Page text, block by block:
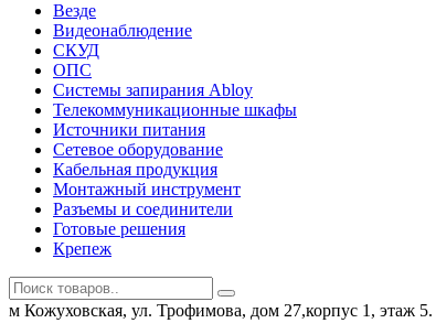
Везде
Видеонаблюдение
СКУД
ОПС
Системы запирания Abloy
Телекоммуникационные шкафы
Источники питания
Сетевое оборудование
Кабельная продукция
Монтажный инструмент
Разъемы и соединители
Готовые решения
Крепеж
м Кожуховская, ул. Трофимова, дом 27,корпус 1, этаж 5.